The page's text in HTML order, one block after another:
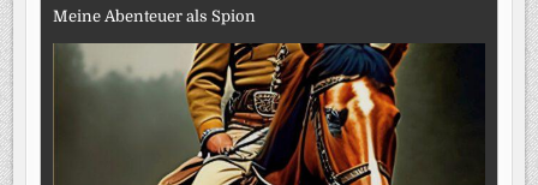
Meine Abenteuer als Spion